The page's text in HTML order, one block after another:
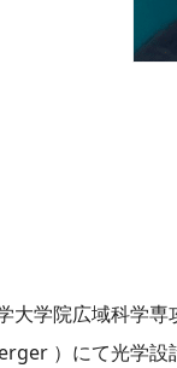
大学院広域科学
）にて光学設